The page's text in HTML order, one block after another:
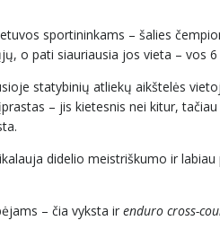
sportininkams – šalies
o pati siauriausia jos vieta – vos
statybinių atliekų aikštelės
– jis kietesnis nei kitur,
didelio meistriškumo ir
– čia vyksta ir enduro cross-